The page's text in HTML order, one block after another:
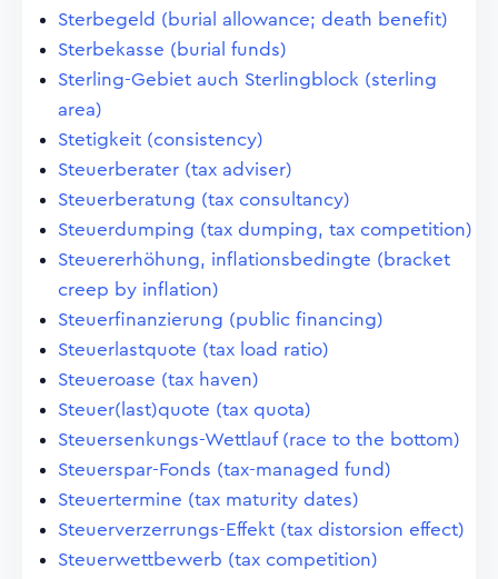
Sterbegeld (burial allowance; death benefit)
Sterbekasse (burial funds)
Sterling-Gebiet auch Sterlingblock (sterling
area)
Stetigkeit (consistency)
Steuerberater (tax adviser)
Steuerberatung (tax consultancy)
Steuerdumping (tax dumping, tax competition)
Steuererhöhung, inflationsbedingte (bracket
creep by inflation)
Steuerfinanzierung (public financing)
Steuerlastquote (tax load ratio)
Steueroase (tax haven)
Steuer(last)quote (tax quota)
Steuersenkungs-Wettlauf (race to the bottom)
Steuerspar-Fonds (tax-managed fund)
Steuertermine (tax maturity dates)
Steuerverzerrungs-Effekt (tax distorsion effect)
Steuerwettbewerb (tax competition)